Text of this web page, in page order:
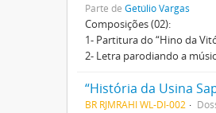
Parte de Getúlio Vargas
Composições (02):
1- Partitura do “Hino da
2- Letra parodiando a
“História da Usina
BR RJMRAHI WL-DI-002